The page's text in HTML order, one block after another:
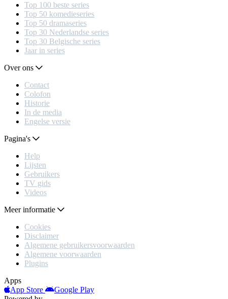
Top 100 beste series
Top 50 komedieseries
Top 50 dramaseries
Top 30 Nederlandse series
Top 30 Belgische series
Jaar in series
Over ons
Contact
Colofon
Historie
In de media
Engelse versie
Pagina's
Help
Lijsten
Gebruikers
TV gids
Videos
Meer informatie
Cookies
Disclaimer
Algemene gebruikersvoorwaarden
Algemene voorwaarden
Plugins
Apps
App Store
Google Play